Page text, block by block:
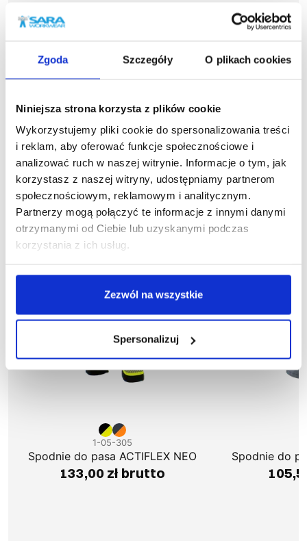
Zgoda Szczegóły O plikach cookies
Niniejsza strona korzysta z plików cookie
Wykorzystujemy pliki cookie do spersonalizowania treści
i reklam, aby oferować funkcje społecznościowe i
analizować ruch w naszej witrynie. Informacje o tym, jak
korzystasz z naszej witryny, udostępniamy partnerom
społecznościowym, reklamowym i analitycznym.
Partnerzy mogą połączyć te informacje z innymi danymi
otrzymanymi od Ciebie lub uzyskanymi podczas
korzystania z ich usług.
Zezwól na wszystkie
Spersonalizuj
Podobne produkty
1-05-305
Spodnie do pasa ACTIFLEX NEO
133,00 zł brutto
Spodnie do